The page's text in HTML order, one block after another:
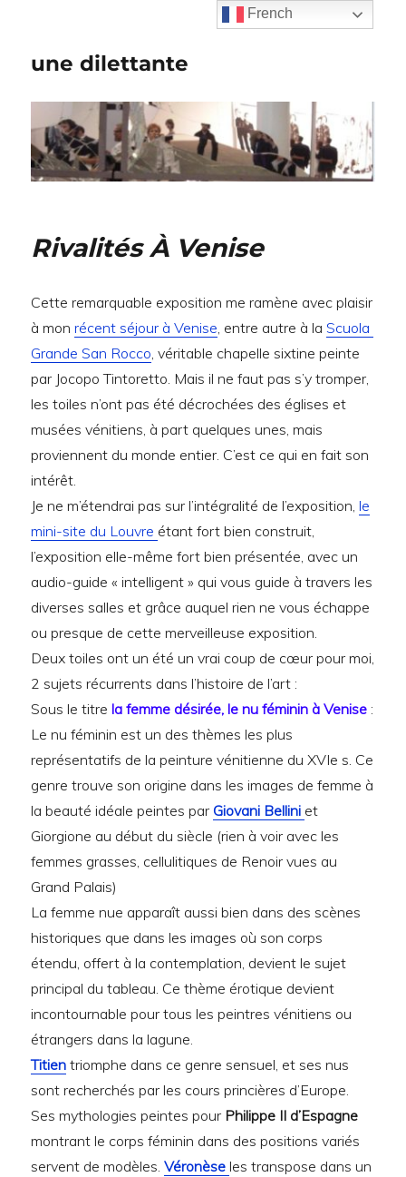
une dilettante
Rivalités À Venise
Cette remarquable exposition me ramène avec plaisir
à monrécent séjour à Venise, entre autre à laScuola
Grande San Rocco, véritable chapelle sixtine peinte
par Jocopo Tintoretto. Mais il ne faut pas s’y tromper,
les toiles n’ont pas été décrochées des églises et
musées vénitiens, à part quelques unes, mais
proviennent du monde entier. C’est ce qui en fait son
intérêt.
Je ne m’étendrai pas sur l’intégralité de l’exposition,le
mini-site du Louvre étant fort bien construit,
l’exposition elle-même fort bien présentée, avec un
audio-guide « intelligent » qui vous guide à travers les
diverses salles et grâce auquel rien ne vous échappe
ou presque de cette merveilleuse exposition.
Deux toiles ont un été un vrai coup de cœur pour moi,
2 sujets récurrents dans l’histoire de l’art :
Sous le titre la femme désirée, le nu féminin à Venise :
Le nu féminin est un des thèmes les plus
représentatifs de la peinture vénitienne du XVIe s. Ce
genre trouve son origine dans les images de femme à
la beauté idéale peintes par Giovani Bellini et
Giorgione au début du siècle (rien à voir avec les
femmes grasses, cellulitiques de Renoir vues au
Grand Palais)
La femme nue apparaît aussi bien dans des scènes
historiques que dans les images où son corps
étendu, offert à la contemplation, devient le sujet
principal du tableau. Ce thème érotique devient
incontournable pour tous les peintres vénitiens ou
étrangers dans la lagune.
Titien triomphe dans ce genre sensuel, et ses nus
sont recherchés par les cours princières d’Europe.
Ses mythologies peintes pour Philippe II d’Espagne
montrant le corps féminin dans des positions variés
servent de modèles.Véronèse les transpose dans un
French